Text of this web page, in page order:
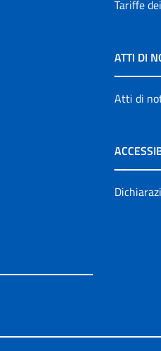
Tariffe
ATTI DI
Atti di